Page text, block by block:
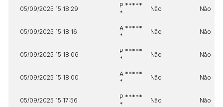
05/09/2025 15:18:29
P *****
*
Não Não
05/09/2025 15:18:16
A *****
*
Não Não
05/09/2025 15:18:06
P *****
*
Não Não
05/09/2025 15:18:00
A *****
*
Não Não
05/09/2025 15:17:56
P *****
*
Não Não